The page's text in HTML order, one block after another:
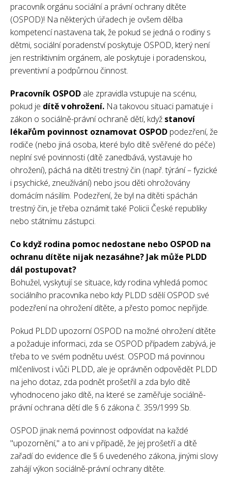
pracovník orgánu sociální a právní ochrany dítěte
(OSPOD)! Na některých úřadech je ovšem dělba
kompetencí nastavena tak, že pokud se jedná o rodiny s
dětmi, sociální poradenství poskytuje OSPOD, který není
jen restriktivním orgánem, ale poskytuje i poradenskou,
preventivní a podpůrnou činnost.
Pracovník OSPOD ale zpravidla vstupuje na scénu,
pokud je dítě v ohrožení. Na takovou situaci pamatuje i
zákon o sociálně-právní ochraně dětí, když stanoví
lékařům povinnost oznamovat OSPOD podezření, že
rodiče (nebo jiná osoba, které bylo dítě svěřené do péče)
neplní své povinnosti (dítě zanedbává, vystavuje ho
ohrožení), páchá na dítěti trestný čin (např. týrání – fyzické
i psychické, zneužívání) nebo jsou děti ohrožovány
domácím násilím. Podezření, že byl na dítěti spáchán
trestný čin, je třeba oznámit také Policii České republiky
nebo státnímu zástupci.
Co když rodina pomoc nedostane nebo OSPOD na
ochranu dítěte nijak nezasáhne? Jak může PLDD
dál postupovat?
Bohužel, vyskytují se situace, kdy rodina vyhledá pomoc
sociálního pracovníka nebo kdy PLDD sdělí OSPOD své
podezření na ohrožení dítěte, a přesto pomoc nepřijde.
Pokud PLDD upozorní OSPOD na možné ohrožení dítěte
a požaduje informaci, zda se OSPOD případem zabývá, je
třeba to ve svém podnětu uvést. OSPOD má povinnou
mlčenlivost i vůči PLDD, ale je oprávněn odpovědět PLDD
na jeho dotaz, zda podnět prošetřil a zda bylo dítě
vyhodnoceno jako dítě, na které se zaměřuje sociálně-
právní ochrana dětí dle § 6 zákona č. 359/1999 Sb.
OSPOD jinak nemá povinnost odpovídat na každé
"upozornění," a to ani v případě, že jej prošetří a dítě
zařadí do evidence dle § 6 uvedeného zákona, jinými slovy
zahájí výkon sociálně-právní ochrany dítěte.